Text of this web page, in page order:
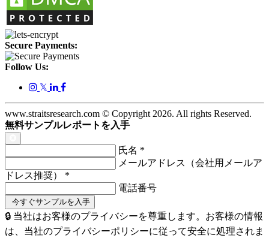
Secure Payments:
Follow Us:
𝕏
www.straitsresearch.com © Copyright 2026. All rights Reserved.
無料サンプルレポートを入手
氏名 *
メールアドレス（会社用メールア
ドレス推奨） *
電話番号
🔒 当社はお客様のプライバシーを尊重します。お客様の情報
は、当社のプライバシーポリシーに従って安全に処理されま